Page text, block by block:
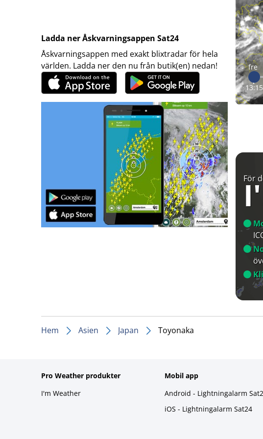
Ladda ner Åskvarningsappen Sat24
Åskvarningsappen med exakt blixtradar för hela
världen. Ladda ner den nu från butik(en) nedan!
fre
13:15
För
Hem Asien Japan Toyonaka
Pro Weather produkter
I'm Weather
Mobil app
Android - Lightningalarm
iOS - Lightningalarm Sat24